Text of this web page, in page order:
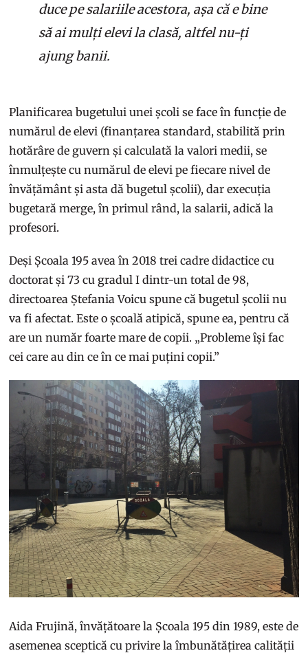
duce pe salariile acestora, așa că e bine
să ai mulți elevi la clasă, altfel nu-ți
ajung banii.
Planificarea bugetului unei școli se face în funcție de
numărul de elevi (finanțarea standard, stabilită prin
hotărâre de guvern și calculată la valori medii, se
înmulțește cu numărul de elevi pe fiecare nivel de
învățământ și asta dă bugetul școlii), dar execuția
bugetară merge, în primul rând, la salarii, adică la
profesori.
Deși Școala 195 avea în 2018 trei cadre didactice cu
doctorat și 73 cu gradul I dintr-un total de 98,
directoarea Ștefania Voicu spune că bugetul școlii nu
va fi afectat. Este o școală atipică, spune ea, pentru că
are un număr foarte mare de copii. „Probleme își fac
cei care au din ce în ce mai puțini copii.”
Aida Frujină, învățătoare la Școala 195 din 1989, este de
asemenea sceptică cu privire la îmbunătățirea calității